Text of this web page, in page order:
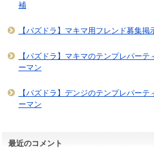
補
【パズドラ】マキマ用フレンド募集
【パズドラ】マキマのテンプレパー
ーマン
【パズドラ】デンジのテンプレパー
ーマン
最近のコメント